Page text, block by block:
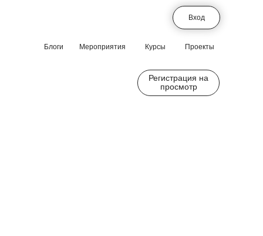
Курсы
Мероприятия Проекты
Блоги
Вход
Регистрация на
просмотр